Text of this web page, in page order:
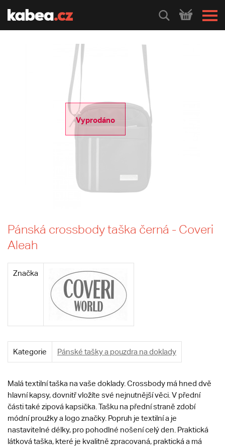
HLEDEJ
Vyprodáno
Pánská crossbody taška černá - Coveri
Aleah
Značka
Kategorie Pánské tašky a pouzdra na doklady
Malá textilní taška na vaše doklady. Crossbody má hned dvě
hlavní kapsy, dovnitř vložíte své nejnutnější věci. V přední
části také zipová kapsička. Tašku na přední straně zdobí
módní proužky a logo značky. Popruh je textilní a je
nastavitelné délky, pro pohodlné nošení celý den. Praktická
látková taška, které je kvalitně zpracovaná, praktická a má